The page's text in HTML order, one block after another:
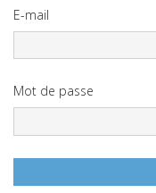
E-mail
Mot de passe